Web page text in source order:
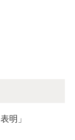
明」